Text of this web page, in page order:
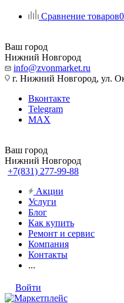
Сравнение товаров0
Ваш город
Нижний Новгород
info@zvonmarket.ru
г. Нижний Новгород, ул.
Вконтакте
Telegram
MAX
Ваш город
Нижний Новгород
+7(831) 277-99-88
Акции
Услуги
Блог
Как купить
Ремонт и сервис
Компания
Контакты
...
Войти